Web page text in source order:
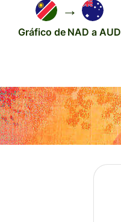
→
Gráfico de NAD a AUD